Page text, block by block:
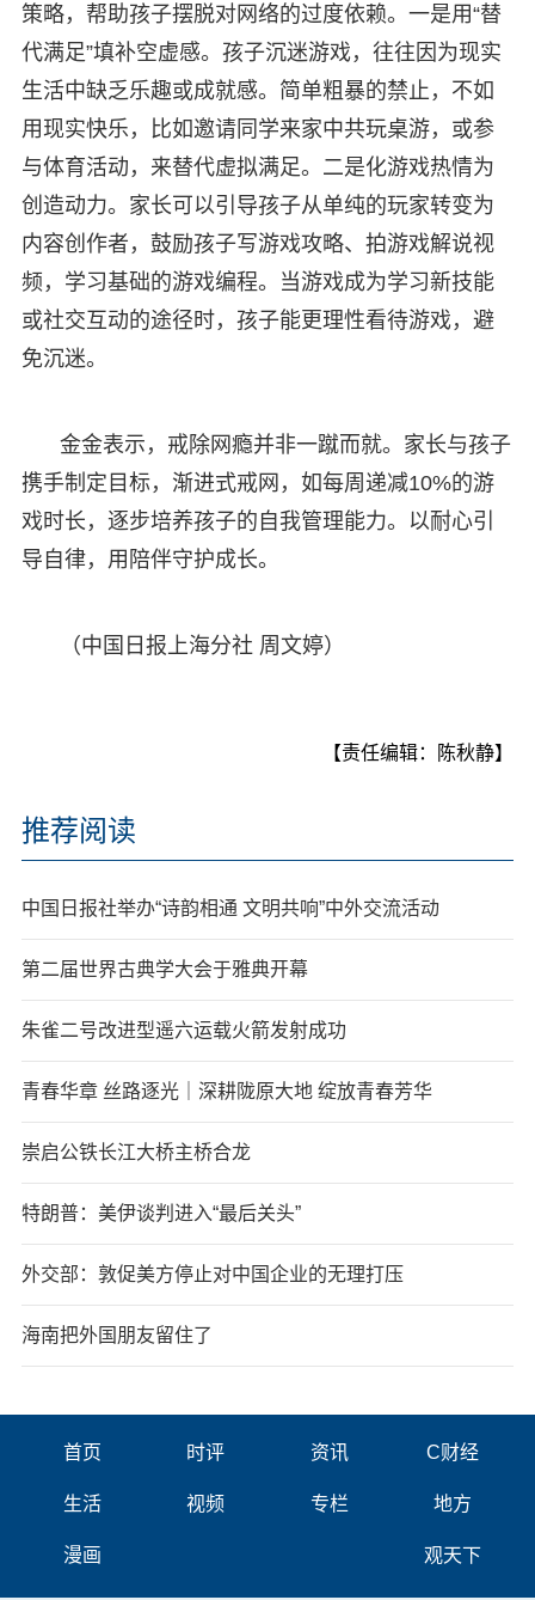
策略，帮助孩子摆脱对网络的过度依赖。一是用“替
代满足”填补空虚感。孩子沉迷游戏，往往因为现实
生活中缺乏乐趣或成就感。简单粗暴的禁止，不如
用现实快乐，比如邀请同学来家中共玩桌游，或参
与体育活动，来替代虚拟满足。二是化游戏热情为
创造动力。家长可以引导孩子从单纯的玩家转变为
内容创作者，鼓励孩子写游戏攻略、拍游戏解说视
频，学习基础的游戏编程。当游戏成为学习新技能
或社交互动的途径时，孩子能更理性看待游戏，避
免沉迷。
金金表示，戒除网瘾并非一蹴而就。家长与孩子
携手制定目标，渐进式戒网，如每周递减10%的游
戏时长，逐步培养孩子的自我管理能力。以耐心引
导自律，用陪伴守护成长。
（中国日报上海分社 周文婷）
【责任编辑：陈秋静】
推荐阅读
中国日报社举办“诗韵相通 文明共响”中外交流活动
第二届世界古典学大会于雅典开幕
朱雀二号改进型遥六运载火箭发射成功
青春华章 丝路逐光｜深耕陇原大地 绽放青春芳华
崇启公铁长江大桥主桥合龙
特朗普：美伊谈判进入“最后关头”
外交部：敦促美方停止对中国企业的无理打压
海南把外国朋友留住了
首页 时评 资讯 C财经
生活 视频 专栏 地方
漫画 观天下